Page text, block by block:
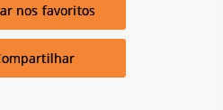
nos favoritos